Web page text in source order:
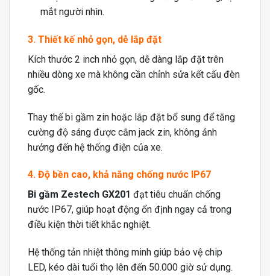
mắt người nhìn.
3. Thiết kế nhỏ gọn, dễ lắp đặt
Kích thước 2 inch nhỏ gọn, dễ dàng lắp đặt trên
nhiều dòng xe mà không cần chỉnh sửa kết cấu đèn
gốc.
Thay thế bi gầm zin hoặc lắp đặt bổ sung để tăng
cường độ sáng được cắm jack zin, không ảnh
hưởng đến hệ thống điện của xe.
4. Độ bền cao, khả năng chống nước IP67
Bi gầm Zestech GX201 đạt tiêu chuẩn chống
nước IP67, giúp hoạt động ổn định ngay cả trong
điều kiện thời tiết khắc nghiệt.
Hệ thống tản nhiệt thông minh giúp bảo vệ chip
LED, kéo dài tuổi thọ lên đến 50.000 giờ sử dụng.